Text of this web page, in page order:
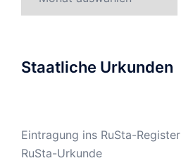
Staatliche Urkunden
Eintragung ins RuSta-Register
RuSta-Urkunde